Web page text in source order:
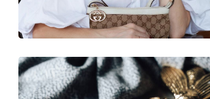
Tak
Ściereczka do czyszczenia:
Tak
Płeć:
Kategoria: